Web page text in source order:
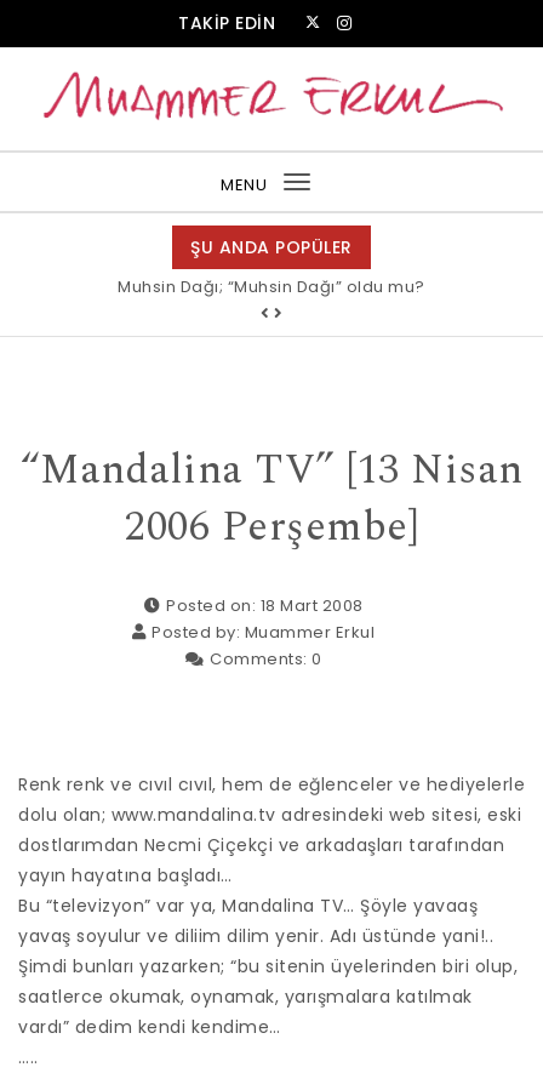
TAKİP EDİN
MENU
Toggle
navigation
ŞU ANDA POPÜLER
Muhsin Dağı; “Muhsin Dağı” oldu mu?
“Mandalina TV” [13 Nisan
2006 Perşembe]
Posted on: 18 Mart 2008
Posted by: Muammer Erkul
Comments: 0
Renk renk ve cıvıl cıvıl, hem de eğlenceler ve hediyelerle
dolu olan; www.mandalina.tv adresindeki web sitesi, eski
dostlarımdan Necmi Çiçekçi ve arkadaşları tarafından
yayın hayatına başladı…
Bu “televizyon” var ya, Mandalina TV… Şöyle yavaaş
yavaş soyulur ve diliim dilim yenir. Adı üstünde yani!..
Şimdi bunları yazarken; “bu sitenin üyelerinden biri olup,
saatlerce okumak, oynamak, yarışmalara katılmak
vardı” dedim kendi kendime…
…..